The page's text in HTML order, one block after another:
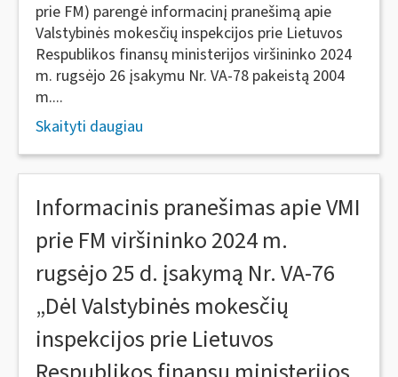
prie FM) parengė informacinį pranešimą apie
Valstybinės mokesčių inspekcijos prie Lietuvos
Respublikos finansų ministerijos viršininko 2024
m. rugsėjo 26 įsakymu Nr. VA-78 pakeistą 2004
m....
Skaityti daugiau
Informacinis pranešimas apie VMI
prie FM viršininko 2024 m.
rugsėjo 25 d. įsakymą Nr. VA-76
„Dėl Valstybinės mokesčių
inspekcijos prie Lietuvos